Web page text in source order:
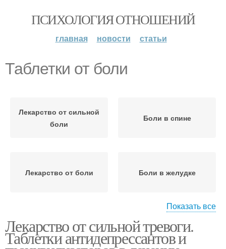
ПСИХОЛОГИЯ ОТНОШЕНИЙ
главная новости статьи
Таблетки от боли
Лекарство от сильной
боли
Боли в спине
Лекарство от боли Боли в желудке
Боли в горле
Показать все
Лекарство от сильной тревоги.
Таблетки антидепрессантов и